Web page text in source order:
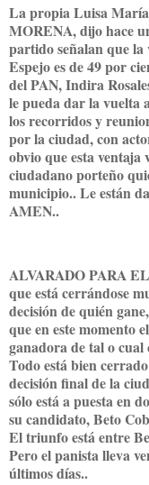
La propia Luisa
MORENA, dijo hace
partido señalan que
Espejo es de 49 por
del PAN, Indira
le pueda dar la vuelta
los recorridos y
por la ciudad, con
obvio que esta
ciudadano porteño
municipio.. Le están
AMEN..
ALVARADO PARA
que está cerrándose
decisión de quién
que en este momento
ganadora de tal o cual
Todo está bien
decisión final de la
sólo está a puesta en
su candidato, Beto
El triunfo está entre
Pero el panista lleva
últimos días..